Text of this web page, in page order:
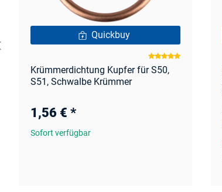
Quickbuy
Krümmerdichtung Kupfer für S50,
S51, Schwalbe Krümmer
1,56 € *
Sofort verfügbar